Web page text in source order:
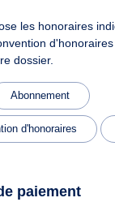
les honoraires
dossier.
Abonnement
d'honoraires
paiement